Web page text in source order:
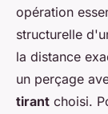
opération
structurelle
la distance
un perçage
tirant choisi.